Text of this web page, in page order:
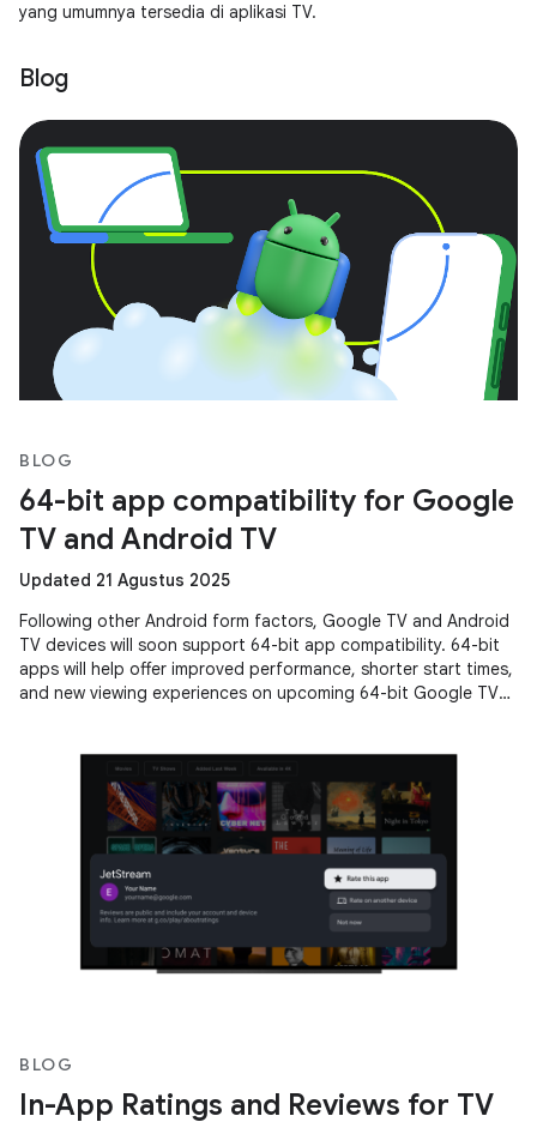
yang umumnya tersedia di aplikasi TV.
Blog
BLOG
64-bit app compatibility for Google
TV and Android TV
Updated 21 Agustus 2025
Following other Android form factors, Google TV and Android
TV devices will soon support 64-bit app compatibility. 64-bit
apps will help offer improved performance, shorter start times,
and new viewing experiences on upcoming 64-bit Google TV
BLOG
In-App Ratings and Reviews for TV